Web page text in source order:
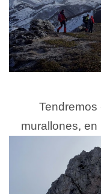
Tendremos
murallones,